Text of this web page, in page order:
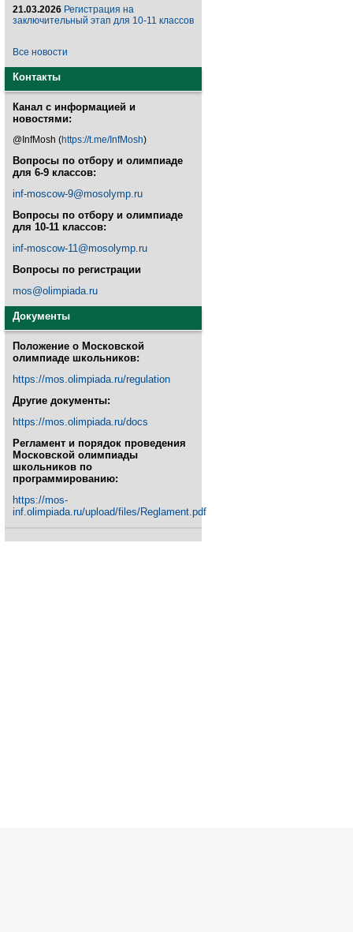
21.03.2026 Регистрация на
заключительный этап для 10-11 классов
Все новости
Контакты
Канал с информацией и
новостями:
@InfMosh (https://t.me/InfMosh)
Вопросы по отбору и олимпиаде
для 6-9 классов:
inf-moscow-9@mosolymp.ru
Вопросы по отбору и олимпиаде
для 10-11 классов:
inf-moscow-11@mosolymp.ru
Вопросы по регистрации
mos@olimpiada.ru
Документы
Положение о Московской
олимпиаде школьников:
https://mos.olimpiada.ru/regulation
Другие документы:
https://mos.olimpiada.ru/docs
Регламент и порядок проведения
Московской олимпиады
школьников по
программированию:
https://mos-
inf.olimpiada.ru/upload/files/Reglament.pdf